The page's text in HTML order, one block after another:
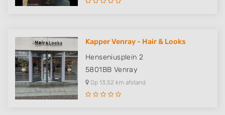
Kapper Venray - Hair & Looks
Henseniusplein 2
5801BB Venray
Op 13,52 km afstand